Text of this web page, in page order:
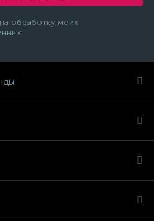
обработку моих